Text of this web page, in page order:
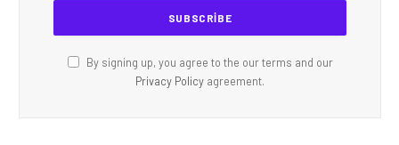
By signing up, you agree to the our terms and our
Privacy Policy agreement.